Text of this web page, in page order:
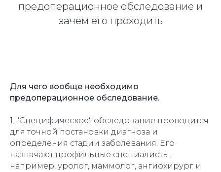
предоперационное обследование и
зачем его проходить
Для чего вообще необходимо
предоперационное обследование.
1. "Специфическое" обследование проводится
для точной постановки диагноза и
определения стадии заболевания. Его
назначают профильные специалисты,
например, уролог, маммолог, ангиохирург и